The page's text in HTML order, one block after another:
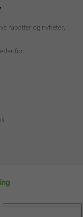
rabatter og nyheter.